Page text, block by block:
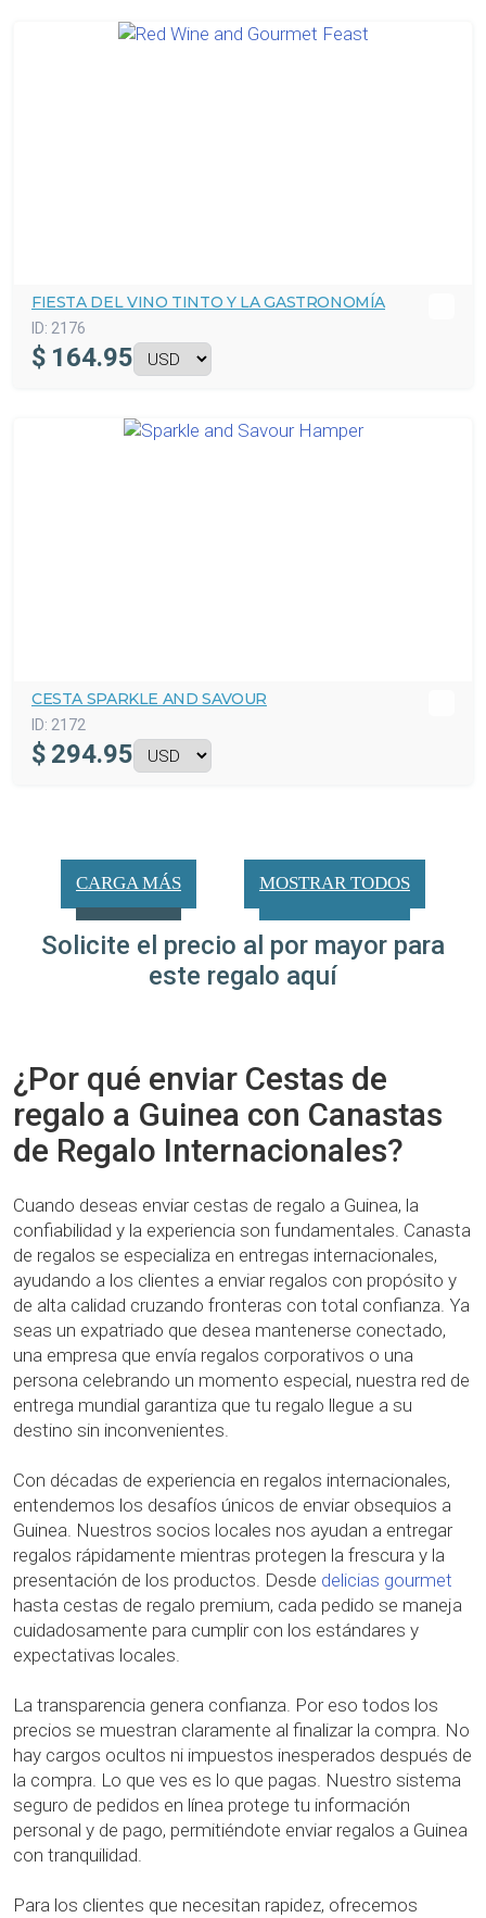
FIESTA DEL VINO TINTO Y LA GASTRONOMÍA
ID: 2176
$ 164.95
CESTA SPARKLE AND SAVOUR
ID: 2172
$ 294.95
CARGA MÁS MOSTRAR TODOS
Solicite el precio al por mayor para
este regalo aquí
¿Por qué enviar Cestas de
regalo a Guinea con Canastas
de Regalo Internacionales?
Cuando deseas enviar cestas de regalo a Guinea, la
confiabilidad y la experiencia son fundamentales. Canasta
de regalos se especializa en entregas internacionales,
ayudando a los clientes a enviar regalos con propósito y
de alta calidad cruzando fronteras con total confianza. Ya
seas un expatriado que desea mantenerse conectado,
una empresa que envía regalos corporativos o una
persona celebrando un momento especial, nuestra red de
entrega mundial garantiza que tu regalo llegue a su
destino sin inconvenientes.
Con décadas de experiencia en regalos internacionales,
entendemos los desafíos únicos de enviar obsequios a
Guinea. Nuestros socios locales nos ayudan a entregar
regalos rápidamente mientras protegen la frescura y la
presentación de los productos. Desde delicias gourmet
hasta cestas de regalo premium, cada pedido se maneja
cuidadosamente para cumplir con los estándares y
expectativas locales.
La transparencia genera confianza. Por eso todos los
precios se muestran claramente al finalizar la compra. No
hay cargos ocultos ni impuestos inesperados después de
la compra. Lo que ves es lo que pagas. Nuestro sistema
seguro de pedidos en línea protege tu información
personal y de pago, permitiéndote enviar regalos a Guinea
con tranquilidad.
Para los clientes que necesitan rapidez, ofrecemos